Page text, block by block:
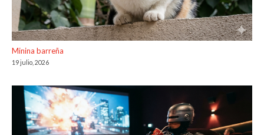
Minina barreña
19 julio, 2026